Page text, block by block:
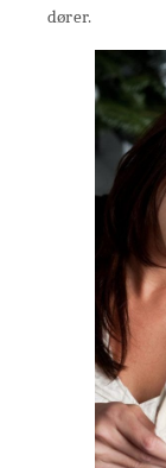
dører.